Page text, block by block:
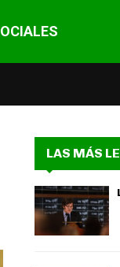
LAS MÁS